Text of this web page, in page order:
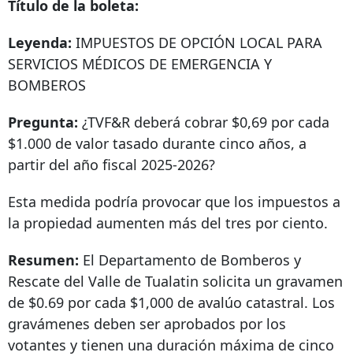
Título de la boleta:
Leyenda: IMPUESTOS DE OPCIÓN LOCAL PARA
SERVICIOS MÉDICOS DE EMERGENCIA Y
BOMBEROS
Pregunta: ¿TVF&R deberá cobrar $0,69 por cada
$1.000 de valor tasado durante cinco años, a
partir del año fiscal 2025-2026?
Esta medida podría provocar que los impuestos a
la propiedad aumenten más del tres por ciento.
Resumen: El Departamento de Bomberos y
Rescate del Valle de Tualatin solicita un gravamen
de $0.69 por cada $1,000 de avalúo catastral. Los
gravámenes deben ser aprobados por los
votantes y tienen una duración máxima de cinco